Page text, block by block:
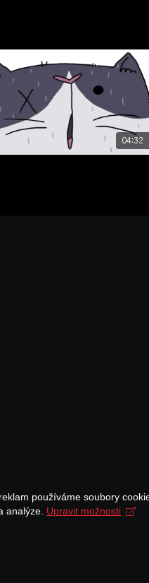
04:32
používáme soubory
analýze. Upravit možnosti